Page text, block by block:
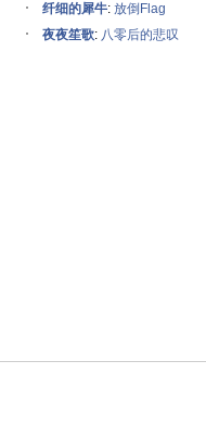
纤细的犀牛: 放倒Flag
夜夜笙歌: 八零后的悲叹